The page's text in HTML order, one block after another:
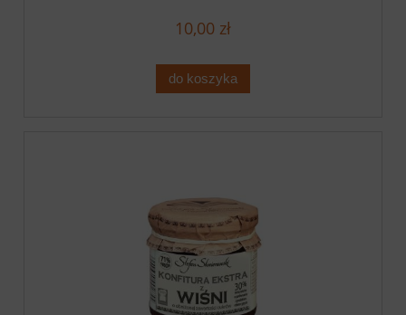
10,00 zł
do koszyka